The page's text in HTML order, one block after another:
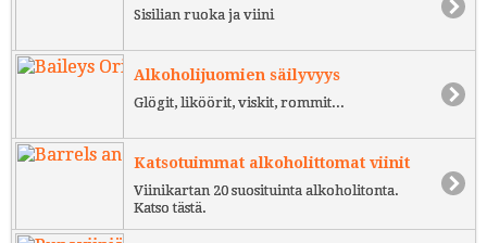
Sisilian ruoka ja viini
Alkoholijuomien säilyvyys
Glögit, liköörit, viskit, rommit...
Katsotuimmat alkoholittomat viinit
Viinikartan 20 suosituinta alkoholitonta.
Katso tästä.